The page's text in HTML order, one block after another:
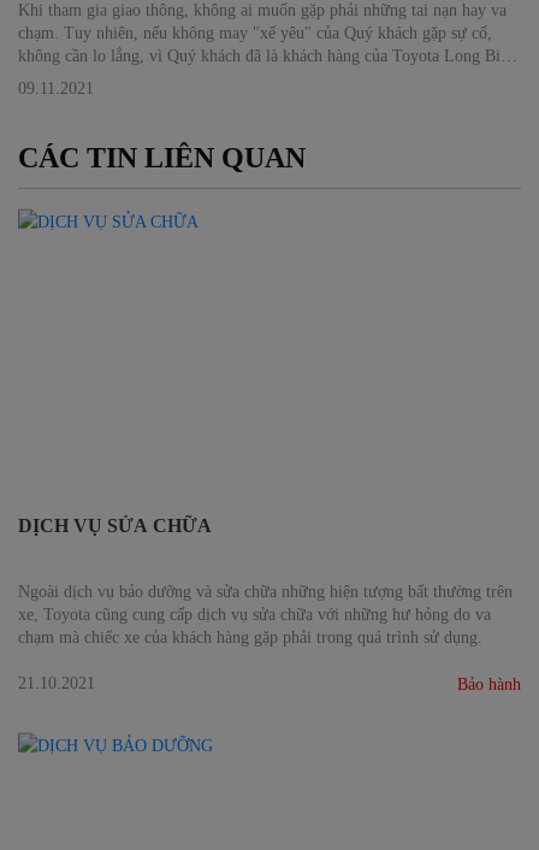
Khi tham gia giao thông, không ai muốn gặp phải những tai nạn hay va
chạm. Tuy nhiên, nếu không may "xế yêu" của Quý khách gặp sự cố,
không cần lo lắng, vì Quý khách đã là khách hàng của Toyota Long Biên
và Bảo hiểm Toyota sẽ đồng hành để bảo vệ và hỗ trợ Quý khách một
09.11.2021
CÁC TIN LIÊN QUAN
DỊCH VỤ SỬA CHỮA
Ngoài dịch vụ bảo dưỡng và sửa chữa những hiện tượng bất thường trên
xe, Toyota cũng cung cấp dịch vụ sửa chữa với những hư hỏng do va
chạm mà chiếc xe của khách hàng gặp phải trong quá trình sử dụng.
21.10.2021 Bảo hành